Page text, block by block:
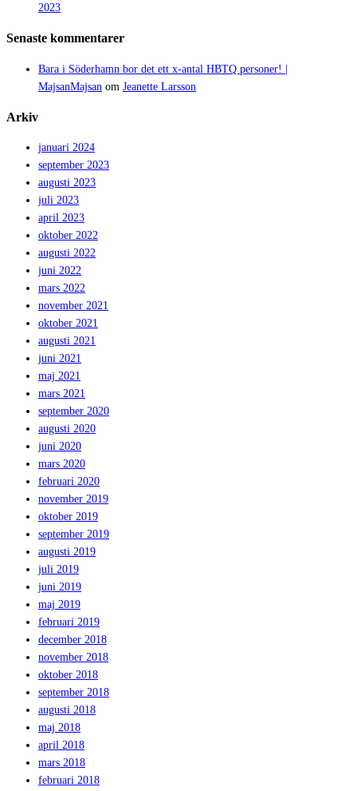
2023
Senaste kommentarer
Bara i Söderhamn bor det ett x-antal HBTQ personer! |
MajsanMajsan om Jeanette Larsson
Arkiv
januari 2024
september 2023
augusti 2023
juli 2023
april 2023
oktober 2022
augusti 2022
juni 2022
mars 2022
november 2021
oktober 2021
augusti 2021
juni 2021
maj 2021
mars 2021
september 2020
augusti 2020
juni 2020
mars 2020
februari 2020
november 2019
oktober 2019
september 2019
augusti 2019
juli 2019
juni 2019
maj 2019
februari 2019
december 2018
november 2018
oktober 2018
september 2018
augusti 2018
maj 2018
april 2018
mars 2018
februari 2018